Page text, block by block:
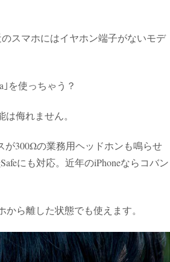
スマホにはイヤホン端子がないモデ
を使っちゃう？
侮れません。
が300Ωの業務用ヘッドホンも鳴らせ
にも対応。近年のiPhoneならコバン
ら離した状態でも使えます。